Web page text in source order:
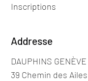
Addresse
DAUPHINS GENÈVE
39 Chemin des Ailes
Inscriptions